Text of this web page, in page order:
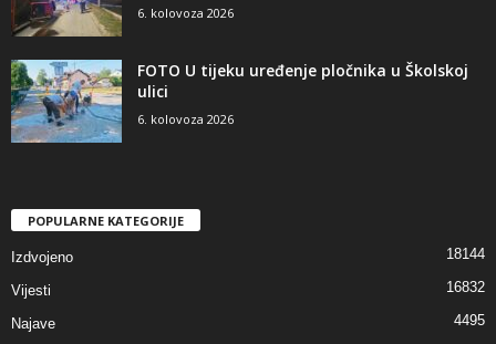
6. kolovoza 2026
FOTO U tijeku uređenje pločnika u Školskoj
ulici
6. kolovoza 2026
POPULARNE KATEGORIJE
Izdvojeno 18144
Vijesti 16832
Najave 4495